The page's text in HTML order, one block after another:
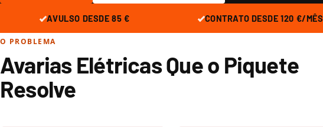
AVULSO DESDE 85 € CONTRATO DESDE 120 €/MÊS
O PROBLEMA
Avarias Elétricas Que o Piquete
Resolve